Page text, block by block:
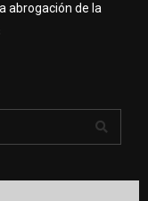
abrogación de la